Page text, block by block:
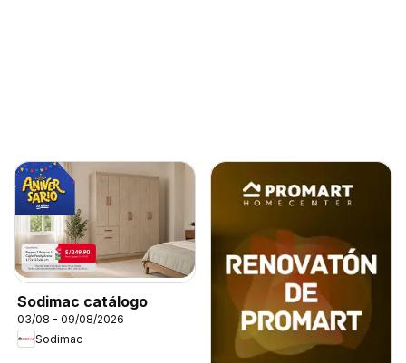
Sodimac catálogo
03/08 - 09/08/2026
Sodimac